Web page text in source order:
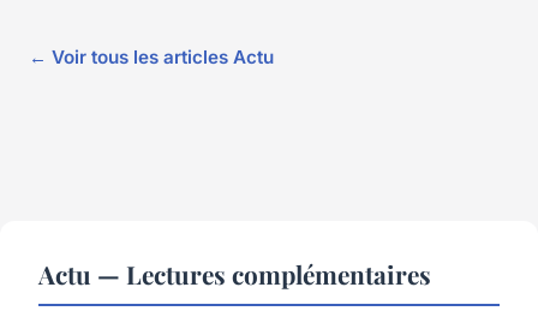
← Voir tous les articles Actu
Actu — Lectures complémentaires